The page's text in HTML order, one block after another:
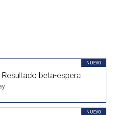
NUEVO
beta-espera
NUEVO